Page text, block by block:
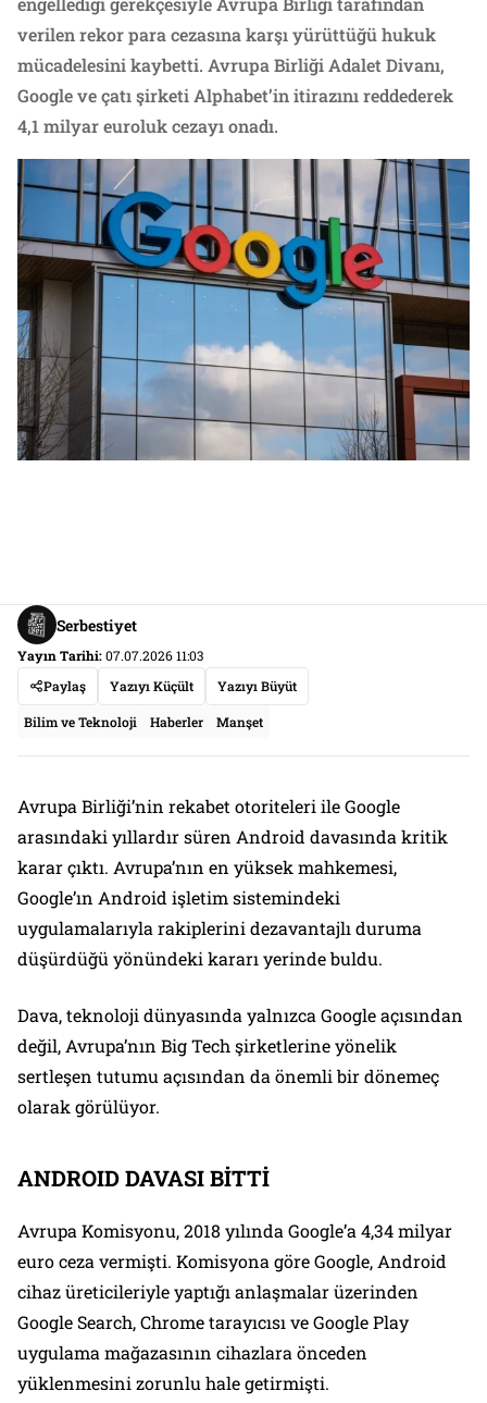
verilen rekor para cezasına karşı yürüttüğü hukuk
mücadelesini kaybetti. Avrupa Birliği Adalet Divanı,
Google ve çatı şirketi Alphabet’in itirazını reddederek
4,1 milyar euroluk cezayı onadı.
Serbestiyet
Yayın Tarihi:07.07.2026 11:03
Paylaş
Yazıyı Küçült Yazıyı Büyüt
Bilim ve Teknoloji Haberler Manşet
Avrupa Birliği’nin rekabet otoriteleri ile Google
arasındaki yıllardır süren Android davasında kritik
karar çıktı. Avrupa’nın en yüksek mahkemesi,
Google’ın Android işletim sistemindeki
uygulamalarıyla rakiplerini dezavantajlı duruma
düşürdüğü yönündeki kararı yerinde buldu.
Dava, teknoloji dünyasında yalnızca Google açısından
değil, Avrupa’nın Big Tech şirketlerine yönelik
sertleşen tutumu açısından da önemli bir dönemeç
olarak görülüyor.
ANDROID DAVASI BİTTİ
Avrupa Komisyonu, 2018 yılında Google’a 4,34 milyar
euro ceza vermişti. Komisyona göre Google, Android
cihaz üreticileriyle yaptığı anlaşmalar üzerinden
Google Search, Chrome tarayıcısı ve Google Play
uygulama mağazasının cihazlara önceden
yüklenmesini zorunlu hale getirmişti.